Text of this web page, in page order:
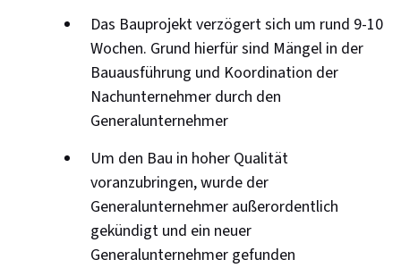
Das Bauprojekt verzögert sich um rund 9-10
Wochen. Grund hierfür sind Mängel in der
Bauausführung und Koordination der
Nachunternehmer durch den
Generalunternehmer
Um den Bau in hoher Qualität
voranzubringen, wurde der
Generalunternehmer außerordentlich
gekündigt und ein neuer
Generalunternehmer gefunden